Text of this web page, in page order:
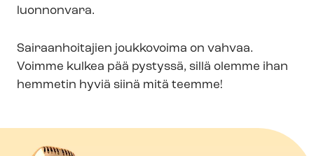
luonnonvara.
Sairaanhoitajien joukkovoima on vahvaa.
Voimme kulkea pää pystyssä, sillä olemme ihan
hemmetin hyviä siinä mitä teemme!